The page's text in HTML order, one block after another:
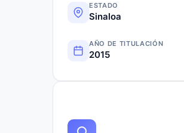
ESTADO
Sinaloa
AÑO DE TITULACIÓN
2015